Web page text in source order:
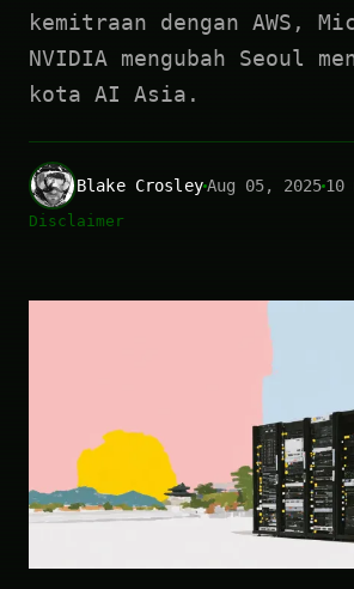
kemitraan dengan AWS,
NVIDIA mengubah Seoul
kota AI Asia.
Blake CrosleyAug 05, 202510
Disclaimer